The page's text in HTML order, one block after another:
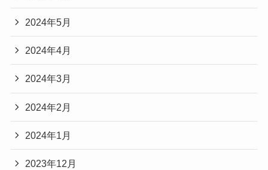
2024年5月
2024年4月
2024年3月
2024年2月
2024年1月
2023年12月